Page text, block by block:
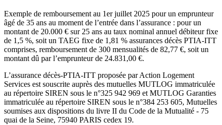
Exemple de remboursement au 1er juillet 2025 pour un emprunteur
âgé de 35 ans au moment de l’entrée dans l’assurance : pour un
montant de 20.000 € sur 25 ans au taux nominal annuel débiteur fixe
de 1,5 %, soit un TAEG fixe de 1,81 % assurances décès PTIA-ITT
comprises, remboursement de 300 mensualités de 82,77 €, soit un
montant dû par l’emprunteur de 24.831,00 €.
L’assurance décès-PTIA-ITT proposée par Action Logement
Services est souscrite auprès des mutuelles MUTLOG immatriculée
au répertoire SIREN sous le n°325 942 969 et MUTLOG Garanties
immatriculée au répertoire SIREN sous le n°384 253 605, Mutuelles
soumises aux dispositions du livre II du Code de la Mutualité - 75
quai de la Seine, 75940 PARIS cedex 19.